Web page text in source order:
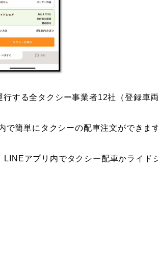
する全タクシー事業者12社（登録車
簡単にタクシーの配車注文ができます
アプリ内でタクシー配車かライド